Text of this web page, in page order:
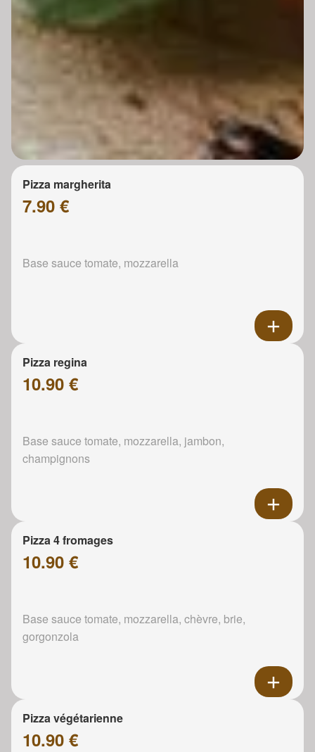
Pizza margherita
7.90 €
Base sauce tomate, mozzarella
Pizza regina
10.90 €
Base sauce tomate, mozzarella, jambon,
champignons
Pizza 4 fromages
10.90 €
Base sauce tomate, mozzarella, chèvre, brie,
gorgonzola
Pizza végétarienne
10.90 €